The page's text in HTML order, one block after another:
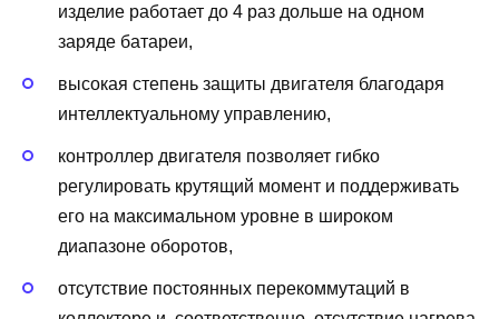
изделие работает до 4 раз дольше на одном
заряде батареи,
высокая степень защиты двигателя благодаря
интеллектуальному управлению,
контроллер двигателя позволяет гибко
регулировать крутящий момент и поддерживать
его на максимальном уровне в широком
диапазоне оборотов,
отсутствие постоянных перекоммутаций в